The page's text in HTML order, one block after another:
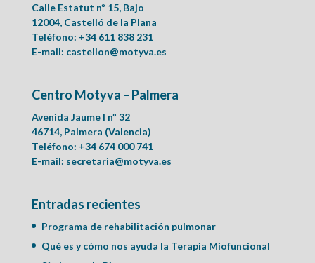
Calle Estatut nº 15, Bajo
12004, Castelló de la Plana
Teléfono: +34 611 838 231
E-mail: castellon@motyva.es
Centro Motyva – Palmera
Avenida Jaume I nº 32
46714, Palmera (Valencia)
Teléfono: +34 674 000 741
E-mail: secretaria@motyva.es
Entradas recientes
Programa de rehabilitación pulmonar
Qué es y cómo nos ayuda la Terapia Miofuncional